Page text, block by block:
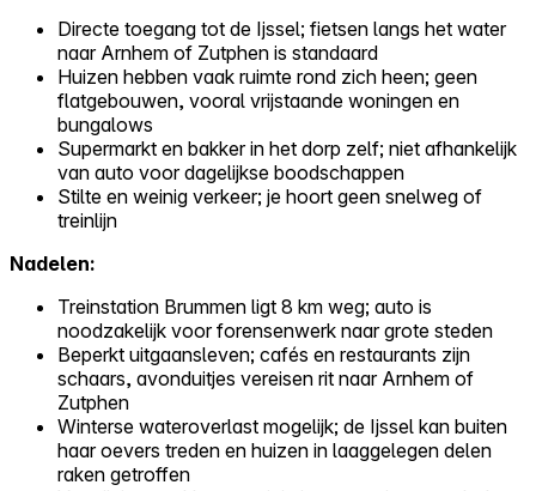
Directe toegang tot de Ijssel; fietsen langs het water
naar Arnhem of Zutphen is standaard
Huizen hebben vaak ruimte rond zich heen; geen
flatgebouwen, vooral vrijstaande woningen en
bungalows
Supermarkt en bakker in het dorp zelf; niet afhankelijk
van auto voor dagelijkse boodschappen
Stilte en weinig verkeer; je hoort geen snelweg of
treinlijn
Nadelen:
Treinstation Brummen ligt 8 km weg; auto is
noodzakelijk voor forensenwerk naar grote steden
Beperkt uitgaansleven; cafés en restaurants zijn
schaars, avonduitjes vereisen rit naar Arnhem of
Zutphen
Winterse wateroverlast mogelijk; de Ijssel kan buiten
haar oevers treden en huizen in laaggelegen delen
raken getroffen